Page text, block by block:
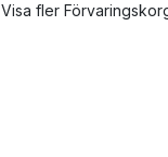
Visa fler